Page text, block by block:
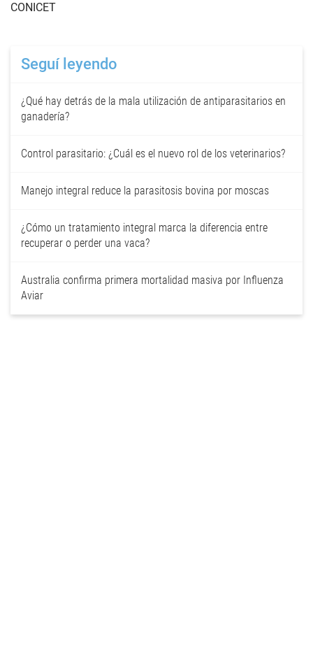
CONICET
Seguí leyendo
¿Qué hay detrás de la mala utilización de antiparasitarios en
ganadería?
Control parasitario: ¿Cuál es el nuevo rol de los veterinarios?
Manejo integral reduce la parasitosis bovina por moscas
¿Cómo un tratamiento integral marca la diferencia entre
recuperar o perder una vaca?
Australia confirma primera mortalidad masiva por Influenza
Aviar